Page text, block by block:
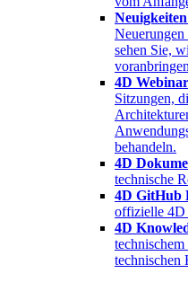
Neuerungen
sehen Sie,
4D
Sitzungen,
behandeln.
4D
technische
4D GitHub
offizielle 4D
4D
technischen